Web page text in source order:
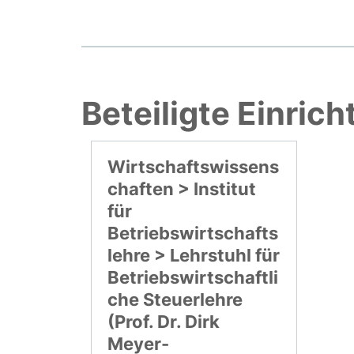
Beteiligte
Wirtschaftswissens
chaften > Institut
für
Betriebswirtschafts
lehre > Lehrstuhl für
Betriebswirtschaftli
che Steuerlehre
(Prof. Dr. Dirk
Meyer-